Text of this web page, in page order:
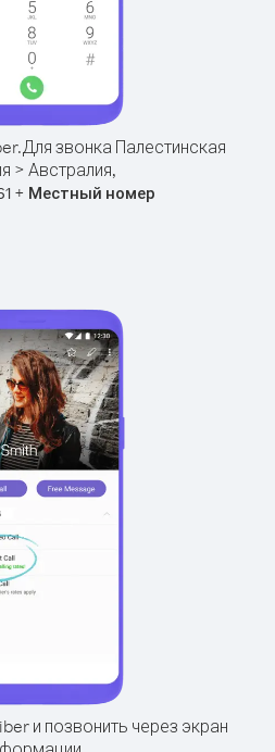
Для звонка Палестинская
> Австралия,
+ Местный номер
и позвонить через экран